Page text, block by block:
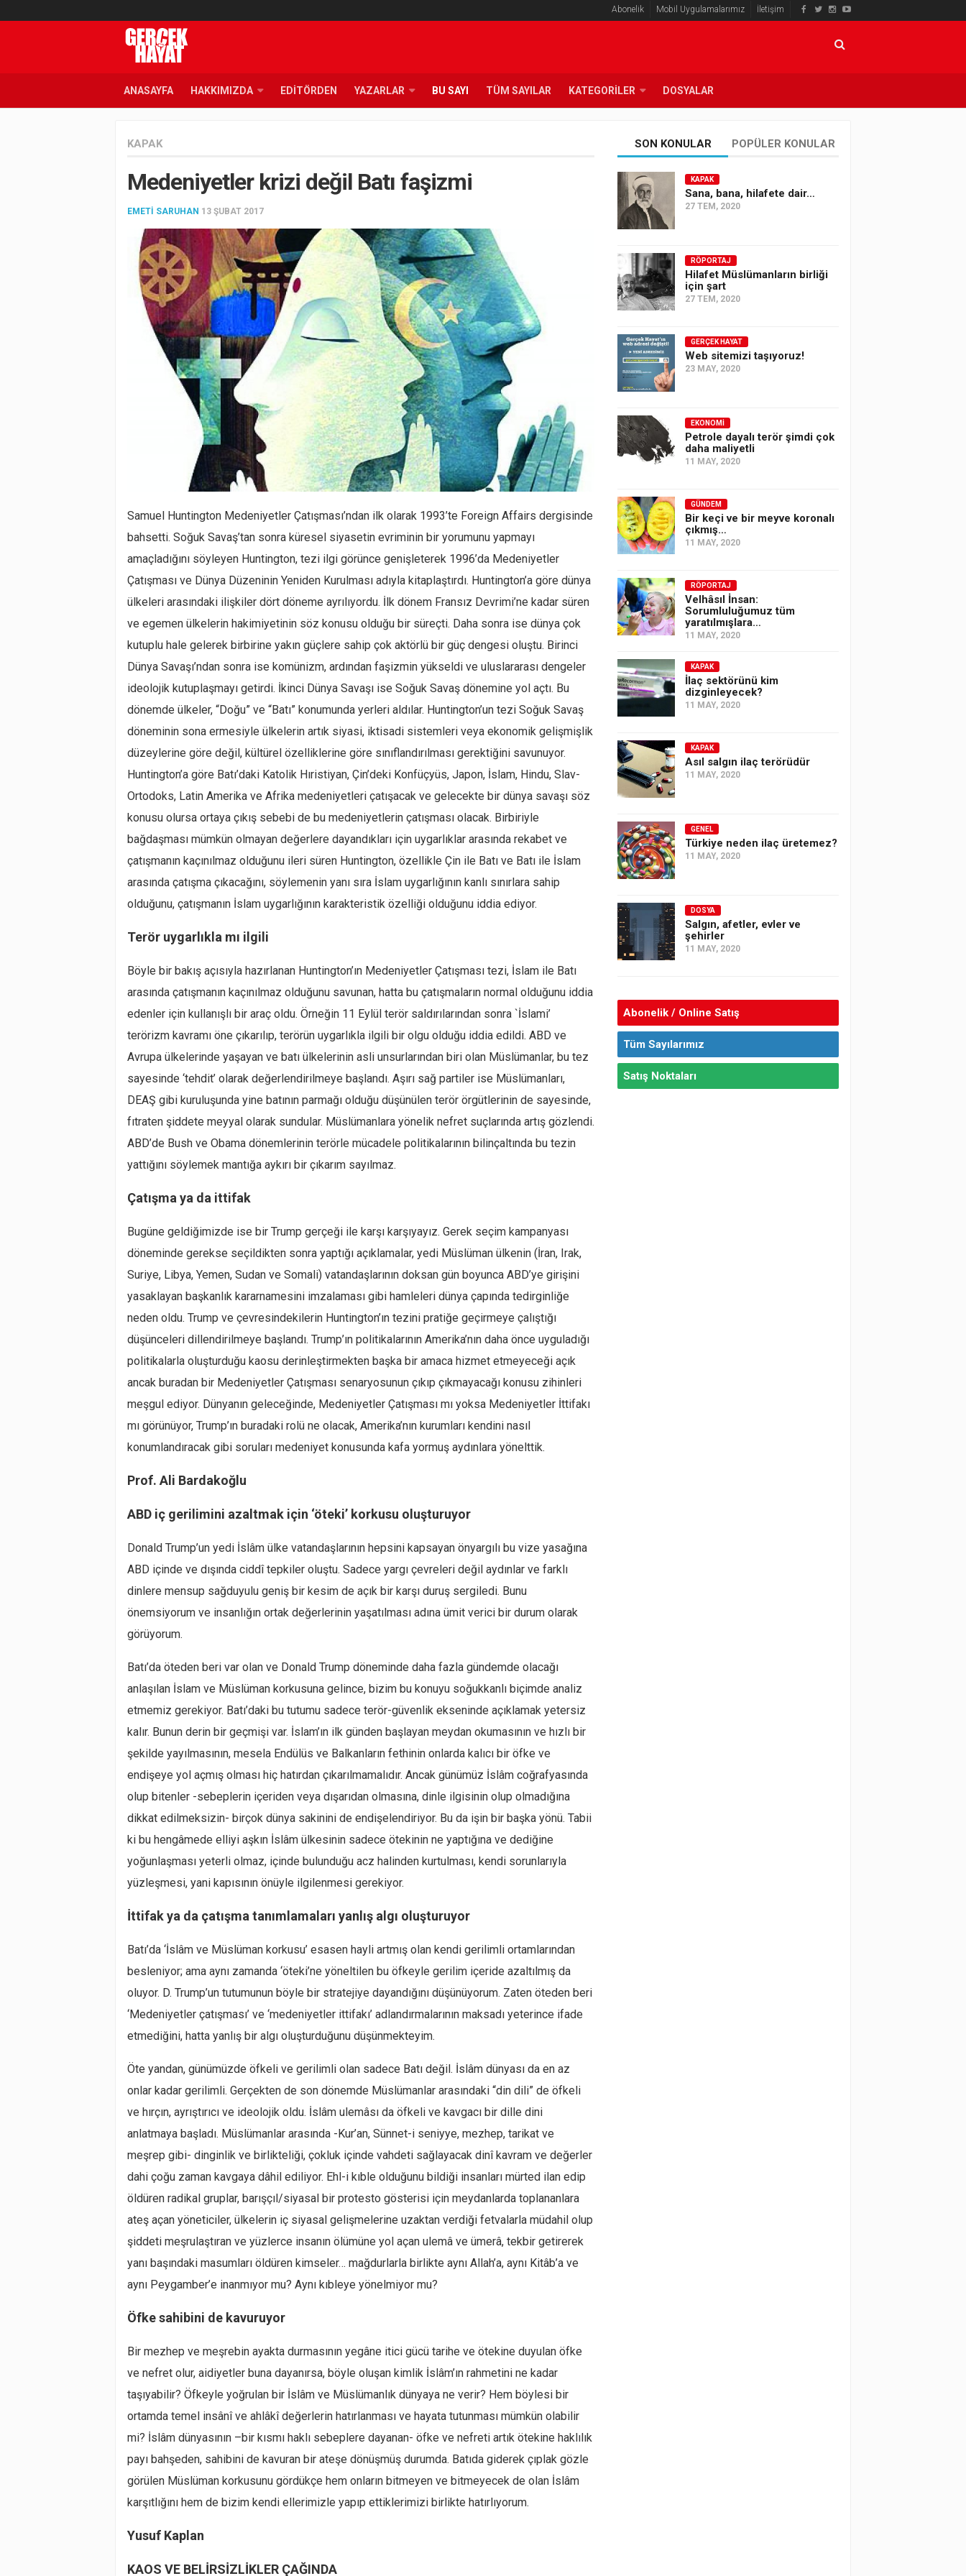
Abonelik Mobil Uygulamalarımız İletişim
ANASAYFA HAKKIMIZDA EDITÖRDEN YAZARLAR BU SAYI TÜM SAYILAR KATEGORILER DOSYALAR
KAPAK
Medeniyetler krizi değil Batı faşizmi
EMETI SARUHAN 13 ŞUBAT 2017
Samuel Huntington Medeniyetler Çatışması’ndan ilk olarak 1993’te Foreign Affairs dergisinde
bahsetti. Soğuk Savaş’tan sonra küresel siyasetin evriminin bir yorumunu yapmayı
amaçladığını söyleyen Huntington, tezi ilgi görünce genişleterek 1996’da Medeniyetler
Çatışması ve Dünya Düzeninin Yeniden Kurulması adıyla kitaplaştırdı. Huntington’a göre dünya
ülkeleri arasındaki ilişkiler dört döneme ayrılıyordu. İlk dönem Fransız Devrimi’ne kadar süren
ve egemen ülkelerin hakimiyetinin söz konusu olduğu bir süreçti. Daha sonra ise dünya çok
kutuplu hale gelerek birbirine yakın güçlere sahip çok aktörlü bir güç dengesi oluştu. Birinci
Dünya Savaşı’ndan sonra ise komünizm, ardından faşizmin yükseldi ve uluslararası dengeler
ideolojik kutuplaşmayı getirdi. İkinci Dünya Savaşı ise Soğuk Savaş dönemine yol açtı. Bu
dönemde ülkeler, “Doğu” ve “Batı” konumunda yerleri aldılar. Huntington’un tezi Soğuk Savaş
döneminin sona ermesiyle ülkelerin artık siyasi, iktisadi sistemleri veya ekonomik gelişmişlik
düzeylerine göre değil, kültürel özelliklerine göre sınıflandırılması gerektiğini savunuyor.
Huntington’a göre Batı’daki Katolik Hıristiyan, Çin’deki Konfüçyüs, Japon, İslam, Hindu, Slav-
Ortodoks, Latin Amerika ve Afrika medeniyetleri çatışacak ve gelecekte bir dünya savaşı söz
konusu olursa ortaya çıkış sebebi de bu medeniyetlerin çatışması olacak. Birbiriyle
bağdaşması mümkün olmayan değerlere dayandıkları için uygarlıklar arasında rekabet ve
çatışmanın kaçınılmaz olduğunu ileri süren Huntington, özellikle Çin ile Batı ve Batı ile İslam
arasında çatışma çıkacağını, söylemenin yanı sıra İslam uygarlığının kanlı sınırlara sahip
olduğunu, çatışmanın İslam uygarlığının karakteristik özelliği olduğunu iddia ediyor.
Terör uygarlıkla mı ilgili
Böyle bir bakış açısıyla hazırlanan Huntington’ın Medeniyetler Çatışması tezi, İslam ile Batı
arasında çatışmanın kaçınılmaz olduğunu savunan, hatta bu çatışmaların normal olduğunu iddia
edenler için kullanışlı bir araç oldu. Örneğin 11 Eylül terör saldırılarından sonra `İslami’
terörizm kavramı öne çıkarılıp, terörün uygarlıkla ilgili bir olgu olduğu iddia edildi. ABD ve
Avrupa ülkelerinde yaşayan ve batı ülkelerinin asli unsurlarından biri olan Müslümanlar, bu tez
sayesinde ‘tehdit’ olarak değerlendirilmeye başlandı. Aşırı sağ partiler ise Müslümanları,
DEAŞ gibi kuruluşunda yine batının parmağı olduğu düşünülen terör örgütlerinin de sayesinde,
fıtraten şiddete meyyal olarak sundular. Müslümanlara yönelik nefret suçlarında artış gözlendi.
ABD’de Bush ve Obama dönemlerinin terörle mücadele politikalarının bilinçaltında bu tezin
yattığını söylemek mantığa aykırı bir çıkarım sayılmaz.
Çatışma ya da ittifak
Bugüne geldiğimizde ise bir Trump gerçeği ile karşı karşıyayız. Gerek seçim kampanyası
döneminde gerekse seçildikten sonra yaptığı açıklamalar, yedi Müslüman ülkenin (İran, Irak,
Suriye, Libya, Yemen, Sudan ve Somali) vatandaşlarının doksan gün boyunca ABD’ye girişini
yasaklayan başkanlık kararnamesini imzalaması gibi hamleleri dünya çapında tedirginliğe
neden oldu. Trump ve çevresindekilerin Huntington’ın tezini pratiğe geçirmeye çalıştığı
düşünceleri dillendirilmeye başlandı. Trump’ın politikalarının Amerika’nın daha önce uyguladığı
politikalarla oluşturduğu kaosu derinleştirmekten başka bir amaca hizmet etmeyeceği açık
ancak buradan bir Medeniyetler Çatışması senaryosunun çıkıp çıkmayacağı konusu zihinleri
meşgul ediyor. Dünyanın geleceğinde, Medeniyetler Çatışması mı yoksa Medeniyetler İttifakı
mı görünüyor, Trump’ın buradaki rolü ne olacak, Amerika’nın kurumları kendini nasıl
konumlandıracak gibi soruları medeniyet konusunda kafa yormuş aydınlara yönelttik.
Prof. Ali Bardakoğlu
ABD iç gerilimini azaltmak için ‘öteki’ korkusu oluşturuyor
Donald Trump’un yedi İslâm ülke vatandaşlarının hepsini kapsayan önyargılı bu vize yasağına
ABD içinde ve dışında ciddî tepkiler oluştu. Sadece yargı çevreleri değil aydınlar ve farklı
dinlere mensup sağduyulu geniş bir kesim de açık bir karşı duruş sergiledi. Bunu
önemsiyorum ve insanlığın ortak değerlerinin yaşatılması adına ümit verici bir durum olarak
görüyorum.
Batı’da öteden beri var olan ve Donald Trump döneminde daha fazla gündemde olacağı
anlaşılan İslam ve Müslüman korkusuna gelince, bizim bu konuyu soğukkanlı biçimde analiz
etmemiz gerekiyor. Batı’daki bu tutumu sadece terör-güvenlik ekseninde açıklamak yetersiz
kalır. Bunun derin bir geçmişi var. İslam’ın ilk günden başlayan meydan okumasının ve hızlı bir
şekilde yayılmasının, mesela Endülüs ve Balkanların fethinin onlarda kalıcı bir öfke ve
endişeye yol açmış olması hiç hatırdan çıkarılmamalıdır. Ancak günümüz İslâm coğrafyasında
olup bitenler -sebeplerin içeriden veya dışarıdan olmasına, dinle ilgisinin olup olmadığına
dikkat edilmeksizin- birçok dünya sakinini de endişelendiriyor. Bu da işin bir başka yönü. Tabii
ki bu hengâmede elliyi aşkın İslâm ülkesinin sadece ötekinin ne yaptığına ve dediğine
yoğunlaşması yeterli olmaz, içinde bulunduğu acz halinden kurtulması, kendi sorunlarıyla
yüzleşmesi, yani kapısının önüyle ilgilenmesi gerekiyor.
İttifak ya da çatışma tanımlamaları yanlış algı oluşturuyor
Batı’da ‘İslâm ve Müslüman korkusu’ esasen hayli artmış olan kendi gerilimli ortamlarından
besleniyor; ama aynı zamanda ‘öteki’ne yöneltilen bu öfkeyle gerilim içeride azaltılmış da
oluyor. D. Trump’un tutumunun böyle bir stratejiye dayandığını düşünüyorum. Zaten öteden beri
‘Medeniyetler çatışması’ ve ‘medeniyetler ittifakı’ adlandırmalarının maksadı yeterince ifade
etmediğini, hatta yanlış bir algı oluşturduğunu düşünmekteyim.
Öte yandan, günümüzde öfkeli ve gerilimli olan sadece Batı değil. İslâm dünyası da en az
onlar kadar gerilimli. Gerçekten de son dönemde Müslümanlar arasındaki “din dili” de öfkeli
ve hırçın, ayrıştırıcı ve ideolojik oldu. İslâm ulemâsı da öfkeli ve kavgacı bir dille dini
anlatmaya başladı. Müslümanlar arasında -Kur’an, Sünnet-i seniyye, mezhep, tarikat ve
meşrep gibi- dinginlik ve birlikteliği, çokluk içinde vahdeti sağlayacak dinî kavram ve değerler
dahi çoğu zaman kavgaya dâhil ediliyor. Ehl-i kıble olduğunu bildiği insanları mürted ilan edip
öldüren radikal gruplar, barışçıl/siyasal bir protesto gösterisi için meydanlarda toplananlara
ateş açan yöneticiler, ülkelerin iç siyasal gelişmelerine uzaktan verdiği fetvalarla müdahil olup
şiddeti meşrulaştıran ve yüzlerce insanın ölümüne yol açan ulemâ ve ümerâ, tekbir getirerek
yanı başındaki masumları öldüren kimseler… mağdurlarla birlikte aynı Allah’a, aynı Kitâb’a ve
aynı Peygamber’e inanmıyor mu? Aynı kıbleye yönelmiyor mu?
Öfke sahibini de kavuruyor
Bir mezhep ve meşrebin ayakta durmasının yegâne itici gücü tarihe ve ötekine duyulan öfke
ve nefret olur, aidiyetler buna dayanırsa, böyle oluşan kimlik İslâm’ın rahmetini ne kadar
taşıyabilir? Öfkeyle yoğrulan bir İslâm ve Müslümanlık dünyaya ne verir? Hem böylesi bir
ortamda temel insânî ve ahlâkî değerlerin hatırlanması ve hayata tutunması mümkün olabilir
mi? İslâm dünyasının –bir kısmı haklı sebeplere dayanan- öfke ve nefreti artık ötekine haklılık
payı bahşeden, sahibini de kavuran bir ateşe dönüşmüş durumda. Batıda giderek çıplak gözle
görülen Müslüman korkusunu gördükçe hem onların bitmeyen ve bitmeyecek de olan İslâm
karşıtlığını hem de bizim kendi ellerimizle yapıp ettiklerimizi birlikte hatırlıyorum.
Yusuf Kaplan
KAOS VE BELİRSİZLİKLER ÇAĞINDA
SON KONULAR POPÜLER KONULAR
KAPAK
Sana, bana, hilafete dair…
27 TEM, 2020
RÖPORTAJ
Hilafet Müslümanların birliği
için şart
27 TEM, 2020
GERÇEK HAYAT
Web sitemizi taşıyoruz!
23 MAY, 2020
EKONOMI
Petrole dayalı terör şimdi çok
daha maliyetli
11 MAY, 2020
GÜNDEM
Bir keçi ve bir meyve koronalı
çıkmış…
11 MAY, 2020
RÖPORTAJ
Velhâsıl İnsan:
Sorumluluğumuz tüm
yaratılmışlara…
11 MAY, 2020
KAPAK
İlaç sektörünü kim
dizginleyecek?
11 MAY, 2020
KAPAK
Asıl salgın ilaç terörüdür
11 MAY, 2020
GENEL
Türkiye neden ilaç üretemez?
11 MAY, 2020
DOSYA
Salgın, afetler, evler ve
şehirler
11 MAY, 2020
Abonelik / Online Satış
Tüm Sayılarımız
Satış Noktaları